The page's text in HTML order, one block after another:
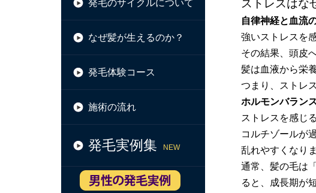
発毛のサイクルについて
なぜ髪が生えるのか？
発毛体験コース
施術の流れ
発毛実例集 NEW
ストレスはな
自律神経と血流
強いストレスを
その結果、頭皮
髪は血液から栄
つまり、ストレ
ホルモンバラン
ストレスを感じ
コルチゾールが
乱れやすくなりま
通常、髪の毛は
ると、成長期が